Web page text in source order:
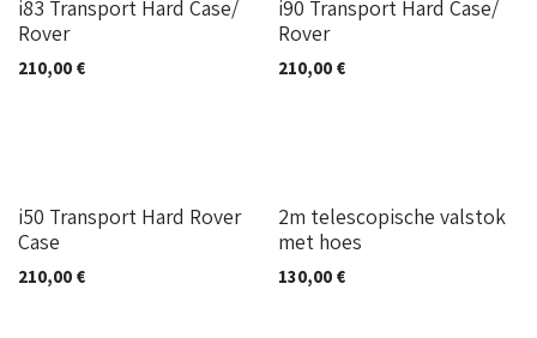
i83 Transport Hard Case/
Rover
210,00 €
i90 Transport Hard Case/
Rover
210,00€
i50 Transport Hard Rover
Case
210,00 €
2m telescopische valstok
met hoes
130,00€